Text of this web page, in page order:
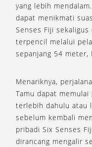
yang lebih
dapat menikmati
Senses Fiji
terpencil melalui
sepanjang 54 meter,
Menariknya,
Tamu dapat
terlebih dahulu atau
sebelum kembali
pribadi Six Senses
dirancang mengalir